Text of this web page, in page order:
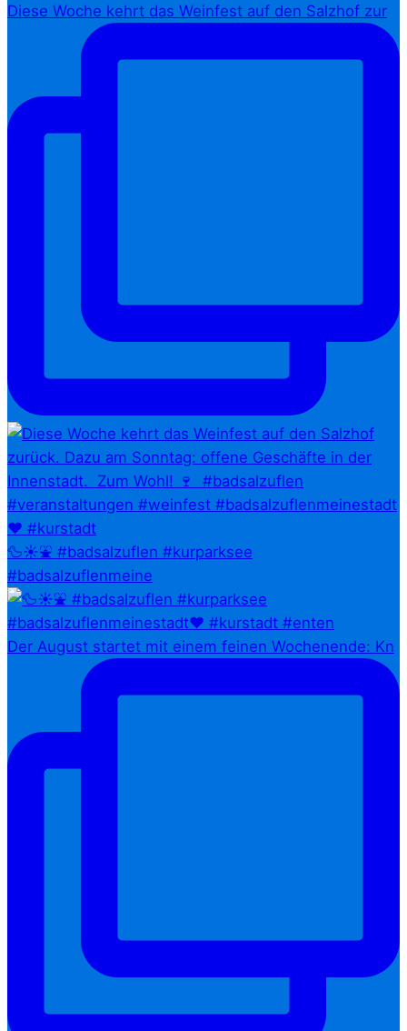
Diese Woche kehrt das Weinfest auf den Salzhof zur
🦆☀️⛲ #badsalzuflen #kurparksee
#badsalzuflenmeine
Der August startet mit einem feinen Wochenende: Kn